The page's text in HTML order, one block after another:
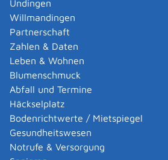
Undingen
Willmandingen
Partnerschaft
Zahlen & Daten
Leben & Wohnen
Blumenschmuck
Abfall und Termine
Häckselplatz
Bodenrichtwerte / Mietspiegel
Gesundheitswesen
Notrufe & Versorgung
Adoption beantragen
Adoption eines deutschen
von Amts wegen
Adoption eines erwachsenen
Adoptionspflege eines
aufnehmen
Adressänderung auf der eID-
Adressbuch - Eintrag sperren
Akademische
Weiterbildung beantragen
Akademische Grade, Titel und